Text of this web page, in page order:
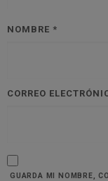
NOMBRE *
CORREO
GUARDA MI NOMBRE,